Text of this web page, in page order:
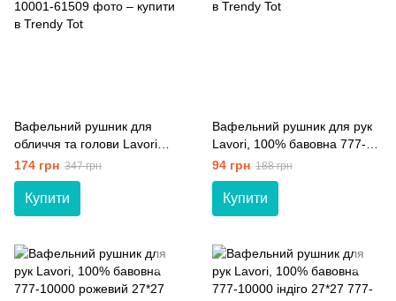
Вафельний рушник для
обличчя та голови Lavori
натуральна бавовна 777-
10001 білий 47*90
174 грн 347 грн
Купити
Вафельний рушник для рук
Lavori, 100% бавовна 777-
10000 сірий 27*27
94 грн 188 грн
Купити